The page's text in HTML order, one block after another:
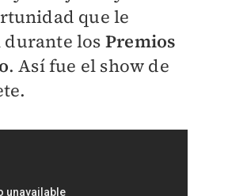
que le
los Premios
. Así fue el show de